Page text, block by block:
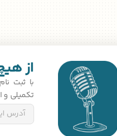
از
با ثبت‌
تکمیلی و